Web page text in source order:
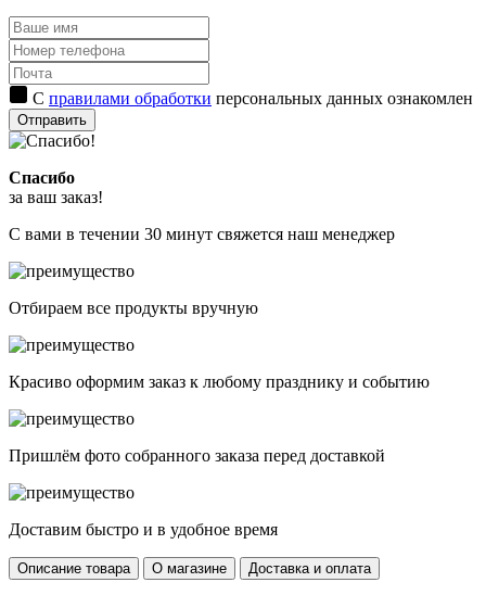
С правилами обработки персональных данных ознакомлен
Отправить
Спасибо
за ваш заказ!
С вами в течении 30 минут свяжется наш менеджер
Отбираем все продукты вручную
Красиво оформим заказ к любому празднику и событию
Пришлём фото собранного заказа перед доставкой
Доставим быстро и в удобное время
Описание товара О магазине Доставка и оплата